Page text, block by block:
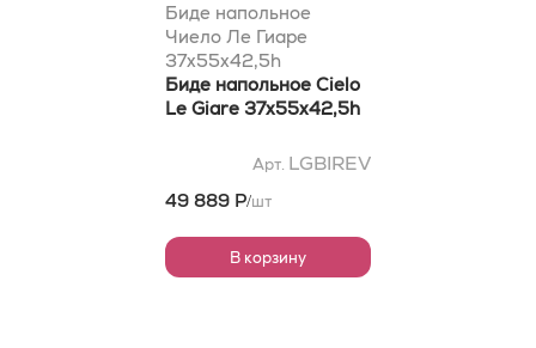
Биде напольное
Чиело Ле Гиаре
37x55x42,5h
Биде напольное Cielo
Le Giare 37x55x42,5h
Арт. LGBIREV
49 889 Р/шт
В корзину